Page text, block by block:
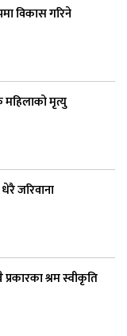
विकास गरिने
मृत्यु
जरिवाना
श्रम स्वीकृति